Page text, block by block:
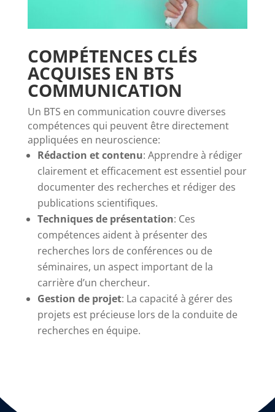
COMPÉTENCES CLÉS
ACQUISES EN BTS
COMMUNICATION
Un BTS en communication couvre diverses
compétences qui peuvent être directement
appliquées en neuroscience:
Rédaction et contenu: Apprendre à rédiger
clairement et efficacement est essentiel pour
documenter des recherches et rédiger des
publications scientifiques.
Techniques de présentation: Ces
compétences aident à présenter des
recherches lors de conférences ou de
séminaires, un aspect important de la
carrière d’un chercheur.
Gestion de projet: La capacité à gérer des
projets est précieuse lors de la conduite de
recherches en équipe.